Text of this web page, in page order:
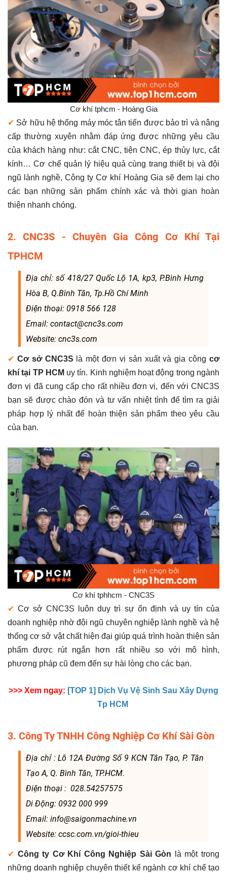
Cơ khí tphcm - Hoàng Gia
✔ Sở hữu hệ thống máy móc tân tiến được bảo trì và nâng
cấp thường xuyên nhằm đáp ứng được những yêu cầu
của khách hàng như: cắt CNC, tiện CNC, ép thủy lực, cắt
kính… Cơ chế quản lý hiệu quả cùng trang thiết bị và đội
ngũ lành nghề, Công ty Cơ khí Hoàng Gia sẽ đem lại cho
các bạn những sản phẩm chính xác và thời gian hoàn
thiện nhanh chóng.
2. CNC3S - Chuyên Gia Công Cơ Khí Tại
TPHCM
Địa chỉ: số 418/27 Quốc Lộ 1A, kp3, P.Bình Hưng
Hòa B, Q.Bình Tân, Tp.Hồ Chí Minh
Điện thoại: 0918 566 128
Email: contact@cnc3s.com
Website: cnc3s.com
✔ Cơ sở CNC3S là một đơn vị sản xuất và gia công cơ
khí tại TP HCM uy tín. Kinh nghiệm hoạt động trong ngành
đơn vị đã cung cấp cho rất nhiều đơn vị, đến với CNC3S
bạn sẽ được chào đón và tư vấn nhiệt tình để tìm ra giải
pháp hợp lý nhất để hoàn thiện sản phẩm theo yêu cầu
của bạn.
Cơ khí tphhcm - CNC3S
✔Cơ sở CNC3S luôn duy trì sự ổn định và uy tín của
doanh nghiệp nhờ đội ngũ chuyên nghiệp lành nghề và hệ
thống cơ sở vật chất hiện đại giúp quá trình hoàn thiện sản
phẩm được rút ngắn hơn rất nhiều so với mô hình,
phương pháp cũ đem đến sự hài lòng cho các bạn.
>>> Xem ngay: [TOP 1] Dịch Vụ Vệ Sinh Sau Xây Dựng
Tp HCM
3. Công Ty TNHH Công Nghiệp Cơ Khí Sài Gòn
Địa chỉ : Lô 12A Đường Số 9 KCN Tân Tạo, P. Tân
Tạo A, Q. Bình Tân, TP.HCM.
Điện thoại : 028.54257575
Di Động: 0932 000 999
Email: info@saigonmachine.vn
Website: ccsc.com.vn/gioi-thieu
✔ Công ty Cơ Khí Công Nghiệp Sài Gòn
là một trong
những doanh nghiệp chuyên thiết kế ngành cơ khí chế tạo